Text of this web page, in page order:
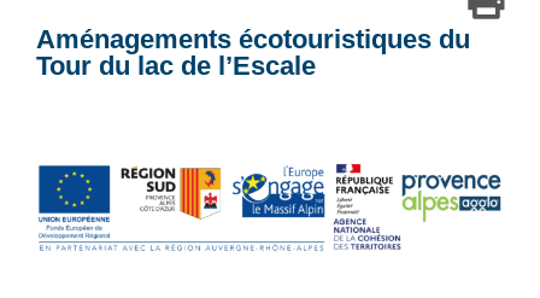
Aménagements écotouristiques du
Tour du lac de l’Escale